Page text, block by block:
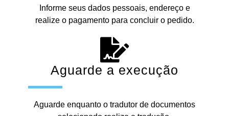
Informe seus dados pessoais, endereço e
realize o pagamento para concluir o pedido.
Aguarde a execução
Aguarde enquanto o tradutor de documentos